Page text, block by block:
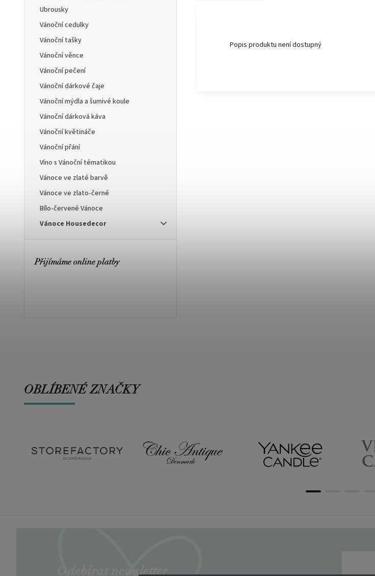
Ubrousky
Vánoční cedulky
Vánoční tašky
Vánoční věnce
Vánoční pečení
Vánoční dárkové čaje
Vánoční mýdla a šumivé koule
Vánoční dárková káva
Vánoční květináče
Vánoční přání
Víno s Vánoční tématikou
Vánoce ve zlaté barvě
Vánoce ve zlato-černé
Bílo-červené Vánoce
Vánoce Housedecor
Přijímáme online platby
Popis produktu není dostupný
OBLÍBENÉ ZNAČKY
Odebírat newsletter